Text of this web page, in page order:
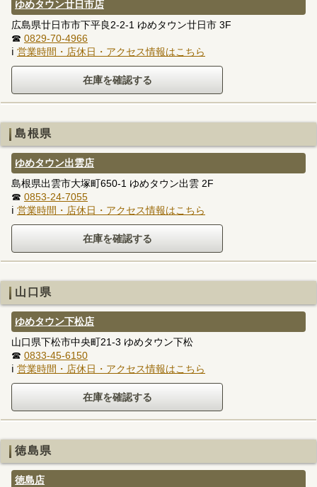
ゆめタウン廿日市店
広島県廿日市市下平良2-2-1 ゆめタウン廿日市 3F
☎ 0829-70-4966
ℹ 営業時間・店休日・アクセス情報はこちら
島根県
ゆめタウン出雲店
島根県出雲市大塚町650-1 ゆめタウン出雲 2F
☎ 0853-24-7055
ℹ 営業時間・店休日・アクセス情報はこちら
山口県
ゆめタウン下松店
山口県下松市中央町21-3 ゆめタウン下松
☎ 0833-45-6150
ℹ 営業時間・店休日・アクセス情報はこちら
徳島県
徳島店